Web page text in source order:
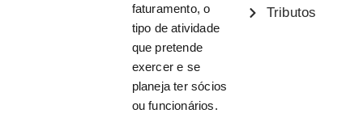
faturamento, o
tipo de atividade
que pretende
exercer e se
planeja ter sócios
ou funcionários.
Tributos